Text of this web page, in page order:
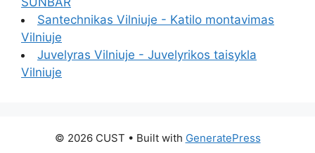
Santechnikas Vilniuje - Katilo montavimas
Vilniuje
Juvelyras Vilniuje - Juvelyrikos taisykla
Vilniuje
© 2026 CUST • Built with GeneratePress